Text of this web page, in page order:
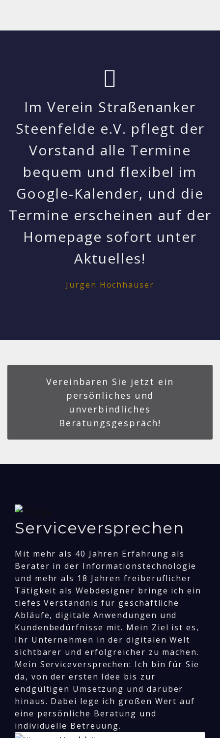
Im Verein Straßenanker
Steenfelde e.V. pflegt der
Vorstand alle Termine
bequem und flexibel im
Google-Kalender, und die
Termine erscheinen auf der
Homepage sofort unter
Aktuelles!
Jürgen Hochhäuser
Vereinbaren Sie jetzt ein
persönliches und
unverbindliches
Beratungsgespräch!
Serviceversprechen
Mit mehr als 40 Jahren Erfahrung als
Berater in der Informationstechnologie
und mehr als 18 Jahren freiberuflicher
Tätigkeit als Webdesigner bringe ich ein
tiefes Verständnis für geschäftliche
Abläufe, digitale Anwendungen und
Kundenbedürfnisse mit. Mein Ziel ist es,
Ihr Unternehmen in der digitalen Welt
sichtbarer und erfolgreicher zu machen.
Mein Serviceversprechen: Ich bin für Sie
da, von der ersten Idee bis zur
endgültigen Umsetzung und darüber
hinaus. Dabei lege ich großen Wert auf
eine persönliche Beratung und
individuelle Betreuung.